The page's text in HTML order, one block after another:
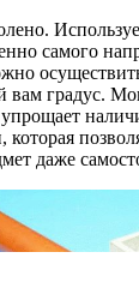
самого
вам градус.
упрощает
которая
даже